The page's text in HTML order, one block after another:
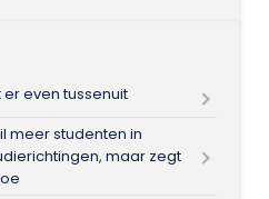
er even tussenuit
meer studenten in
maar zegt